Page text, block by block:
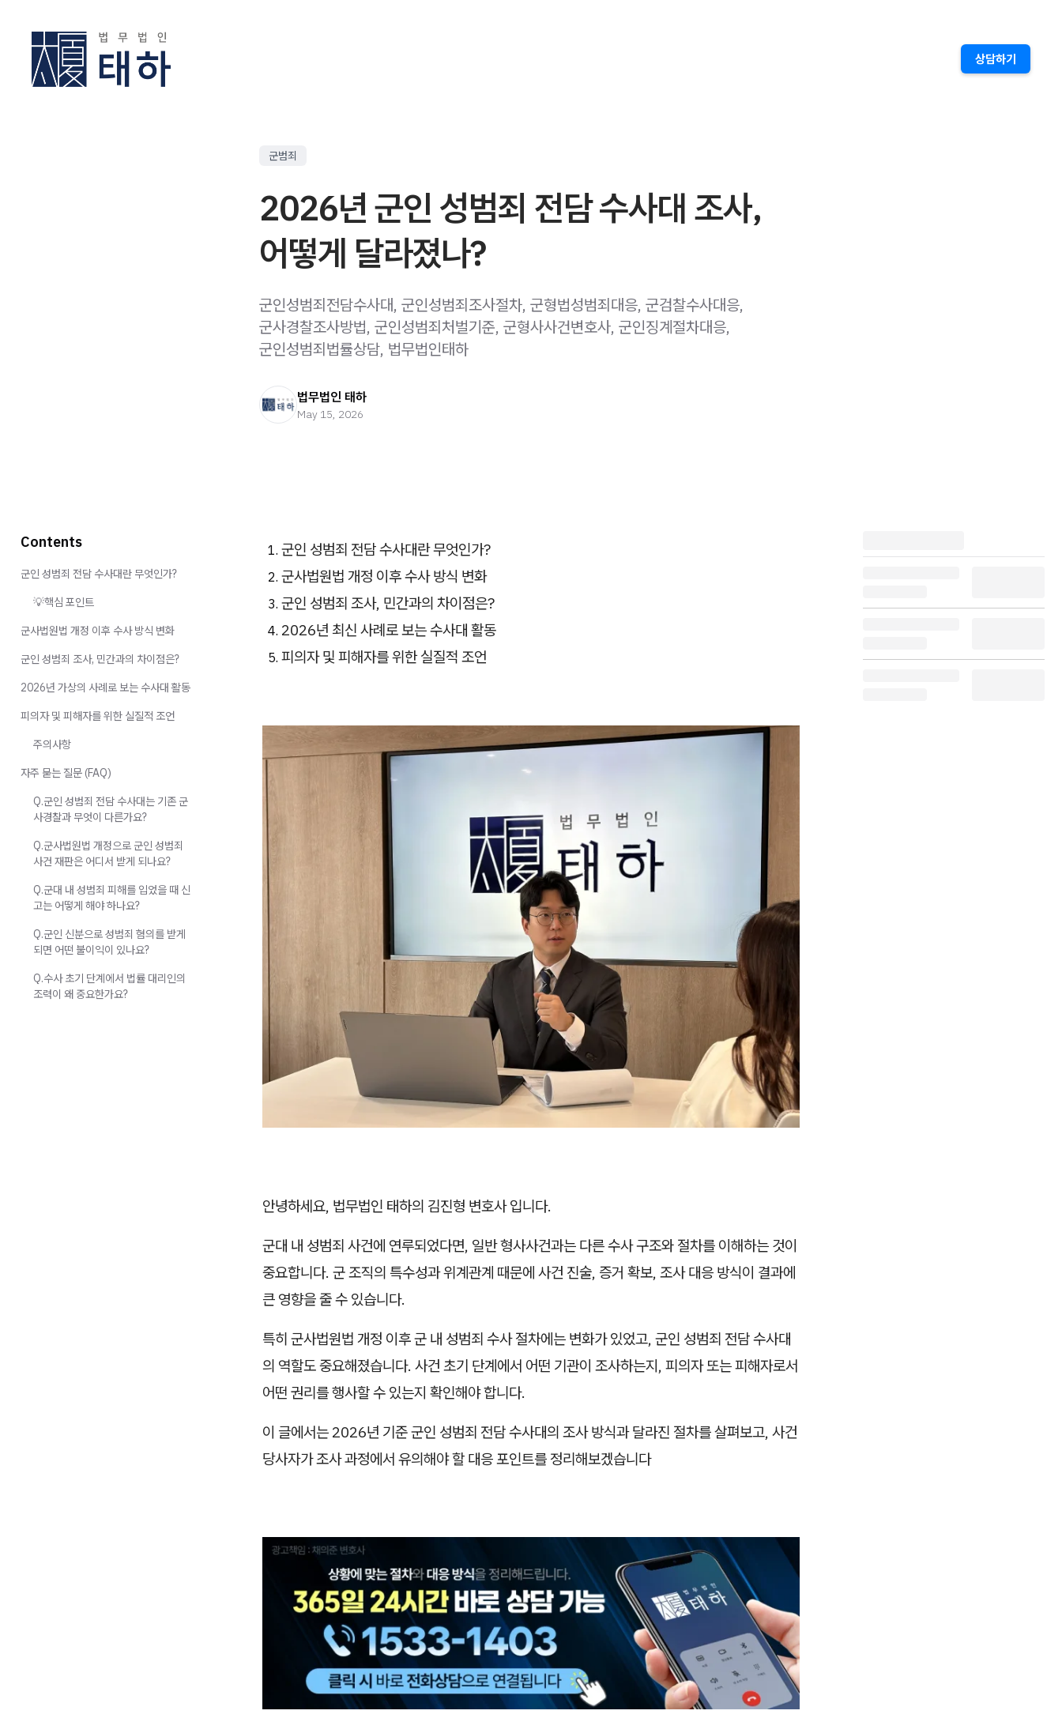
상담하기
군범죄
2026년 군인 성범죄 전담 수사대 조사,
어떻게 달라졌나?
군인성범죄전담수사대, 군인성범죄조사절차, 군형법성범죄대응, 군검찰수사대응,
군사경찰조사방법, 군인성범죄처벌기준, 군형사사건변호사, 군인징계절차대응,
군인성범죄법률상담, 법무법인태하
법무법인 태하
May 15, 2026
군인 성범죄 전담 수사대란 무엇인가?
군사법원법 개정 이후 수사 방식 변화
군인 성범죄 조사, 민간과의 차이점은?
2026년 최신 사례로 보는 수사대 활동
피의자 및 피해자를 위한 실질적 조언
안녕하세요, 법무법인 태하의 김진형 변호사 입니다.
군대 내 성범죄 사건에 연루되었다면, 일반 형사사건과는 다른 수사 구조와 절차를 이해하는 것이
중요합니다. 군 조직의 특수성과 위계관계 때문에 사건 진술, 증거 확보, 조사 대응 방식이 결과에
큰 영향을 줄 수 있습니다.
특히 군사법원법 개정 이후 군 내 성범죄 수사 절차에는 변화가 있었고, 군인 성범죄 전담 수사대
의 역할도 중요해졌습니다. 사건 초기 단계에서 어떤 기관이 조사하는지, 피의자 또는 피해자로서
어떤 권리를 행사할 수 있는지 확인해야 합니다.
이 글에서는 2026년 기준 군인 성범죄 전담 수사대의 조사 방식과 달라진 절차를 살펴보고, 사건
당사자가 조사 과정에서 유의해야 할 대응 포인트를 정리해보겠습니다
Contents
군인 성범죄 전담 수사대란 무엇인가?
💡핵심 포인트
군사법원법 개정 이후 수사 방식 변화
군인 성범죄 조사, 민간과의 차이점은?
2026년 가상의 사례로 보는 수사대 활동
피의자 및 피해자를 위한 실질적 조언
주의사항
자주 묻는 질문 (FAQ)
Q.군인 성범죄 전담 수사대는 기존 군
사경찰과 무엇이 다른가요?
Q.군사법원법 개정으로 군인 성범죄
사건 재판은 어디서 받게 되나요?
Q.군대 내 성범죄 피해를 입었을 때 신
고는 어떻게 해야 하나요?
Q.군인 신분으로 성범죄 혐의를 받게
되면 어떤 불이익이 있나요?
Q.수사 초기 단계에서 법률 대리인의
조력이 왜 중요한가요?